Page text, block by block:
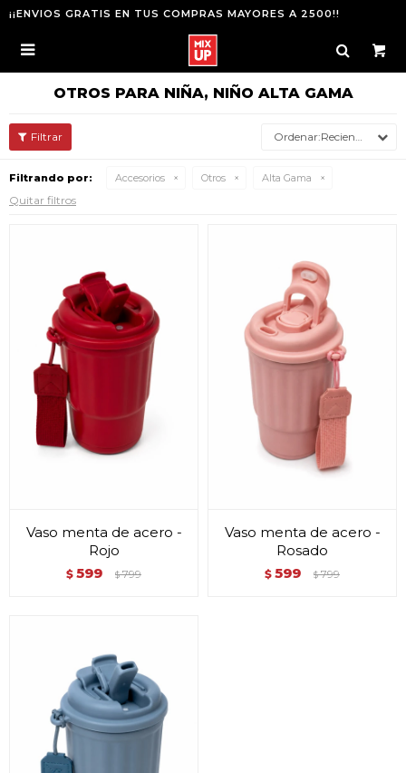
¡¡ENVIOS GRATIS EN TUS COMPRAS MAYORES A 2500!!

OTROS PARA NIÑA, NIÑO ALTA GAMA
Recientes
Filtrando por: Accesorios Otros Alta Gama
Quitar filtros
Vaso menta de acero -
Rojo
$ 599 $ 799
Vaso menta de acero -
Rosado
$ 599 $ 799